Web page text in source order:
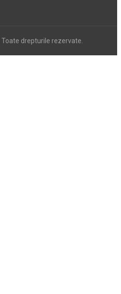
drepturile rezervate.